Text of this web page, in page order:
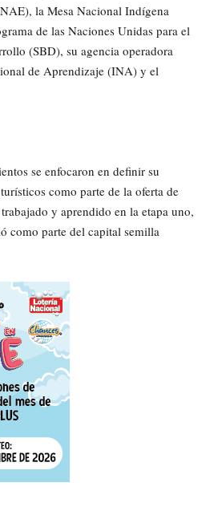
la Mesa Nacional Indígena
de las Naciones Unidas para el
(SBD), su agencia operadora
de Aprendizaje (INA) y el
se enfocaron en definir su
como parte de la oferta de
y aprendido en la etapa uno,
como parte del capital semilla